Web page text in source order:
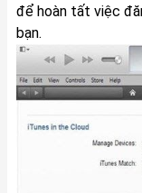
để hoàn tất việc
bạn.